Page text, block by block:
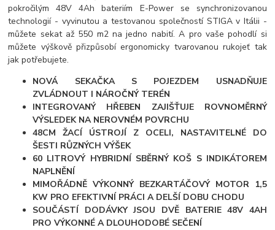
pokročilým 48V 4Ah bateriím E-Power se synchronizovanou
technologií - vyvinutou a testovanou společností STIGA v Itálii -
můžete sekat až 550 m2 na jedno nabití. A pro vaše pohodlí si
můžete výškově přizpůsobí ergonomicky tvarovanou rukojeť tak
jak potřebujete.
NOVÁ SEKAČKA S POJEZDEM USNADŇUJE
ZVLÁDNOUT I NÁROČNÝ TERÉN
INTEGROVANÝ HŘEBEN ZAJIŠŤUJE ROVNOMĚRNÝ
VÝSLEDEK NA NEROVNÉM POVRCHU
48CM ŽACÍ ÚSTROJÍ Z OCELI, NASTAVITELNÉ DO
ŠESTI RŮZNÝCH VÝŠEK
60 LITROVÝ HYBRIDNÍ SBĚRNÝ KOŠ S INDIKÁTOREM
NAPLNĚNÍ
MIMOŘÁDNĚ VÝKONNÝ BEZKARTÁČOVÝ MOTOR 1,5
KW PRO EFEKTIVNÍ PRÁCI A DELŠÍ DOBU CHODU
SOUČÁSTÍ DODÁVKY JSOU DVĚ BATERIE 48V 4AH
PRO VÝKONNÉ A DLOUHODOBÉ SEČENÍ